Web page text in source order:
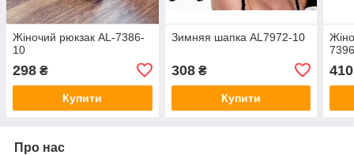
Жіночий рюкзак AL-7386-
10
298 ₴
Купити
Зимняя шапка AL7972-10
308₴
Купити
410
Про нас